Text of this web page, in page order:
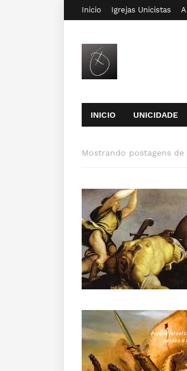
Inicio Igrejas Unicistas
INICIO UNICIDADE
Mostrando postagens de